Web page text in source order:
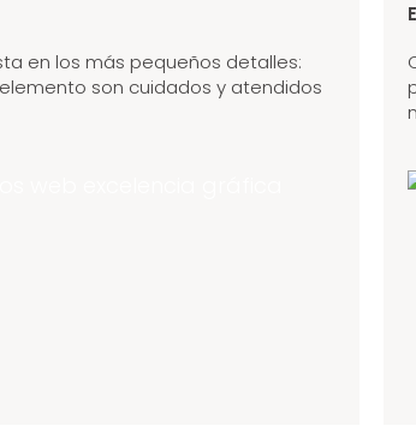
en los más pequeños detalles:
son cuidados y atendidos